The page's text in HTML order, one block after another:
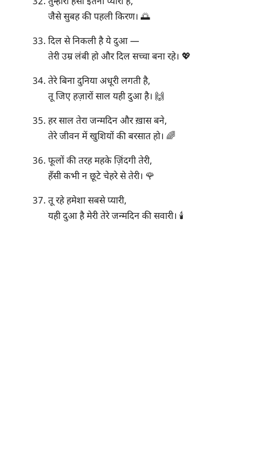
जैसे सुबह की पहली किरण। 🌅
दिल से निकली है ये दुआ —
तेरी उम्र लंबी हो और दिल सच्चा बना रहे। 💖
तेरे बिना दुनिया अधूरी लगती है,
तू जिए हज़ारों साल यही दुआ है। 🙌
हर साल तेरा जन्मदिन और ख़ास बने,
तेरे जीवन में खुशियों की बरसात हो। 🌈
फूलों की तरह महके ज़िंदगी तेरी,
हँसी कभी न छूटे चेहरे से तेरी। 🌹
तू रहे हमेशा सबसे प्यारी,
यही दुआ है मेरी तेरे जन्मदिन की सवारी। 🕯️